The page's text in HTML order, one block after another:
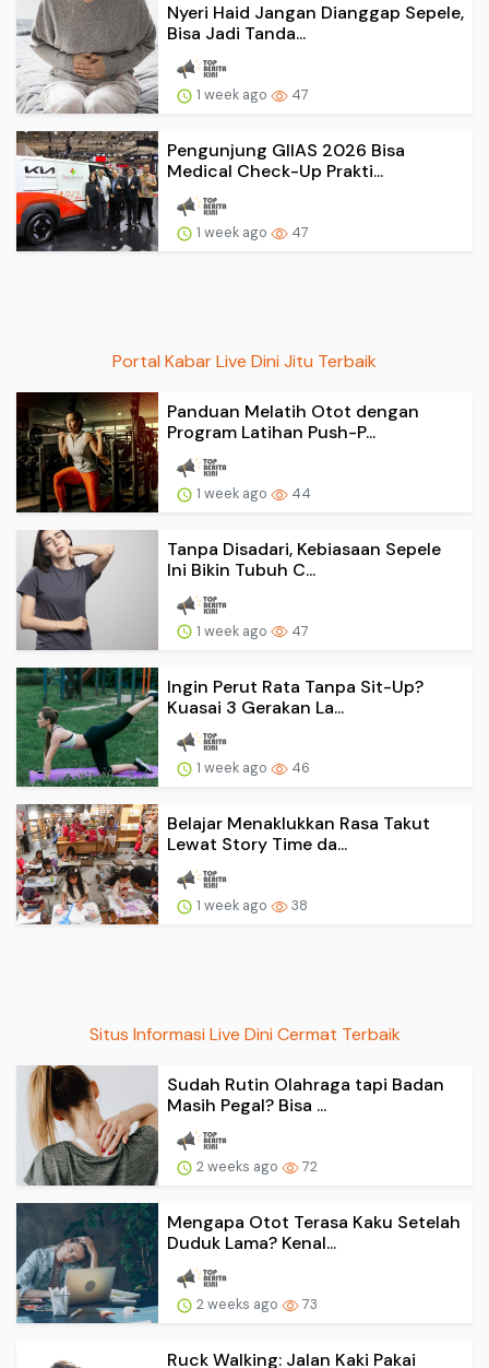
Nyeri Haid Jangan Dianggap Sepele,
Bisa Jadi Tanda...
1 week ago 47
Pengunjung GIIAS 2026 Bisa
Medical Check-Up Prakti...
1 week ago 47
Portal Kabar Live Dini Jitu Terbaik
Panduan Melatih Otot dengan
Program Latihan Push-P...
1 week ago 44
Tanpa Disadari, Kebiasaan Sepele
Ini Bikin Tubuh C...
1 week ago 47
Ingin Perut Rata Tanpa Sit-Up?
Kuasai 3 Gerakan La...
1 week ago 46
Belajar Menaklukkan Rasa Takut
Lewat Story Time da...
1 week ago 38
Situs Informasi Live Dini Cermat Terbaik
Sudah Rutin Olahraga tapi Badan
Masih Pegal? Bisa ...
2 weeks ago 72
Mengapa Otot Terasa Kaku Setelah
Duduk Lama? Kenal...
2 weeks ago 73
Ruck Walking: Jalan Kaki Pakai